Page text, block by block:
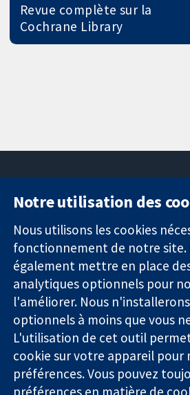
Revue complète sur la
Cochrane Library
Des données
probantes.
Des décisions
éclairées.
Une meilleure
santé.
11-13 Cavendish
Square
Londres
W1G0AN
Royaume-Uni
Notre utilisation des
Nous utilisons les cookies
fonctionnement de notre site.
également mettre en place
analytiques optionnels pour
l'améliorer. Nous
optionnels à moins que vous
L'utilisation de cet outil
cookie sur votre appareil pour
préférences. Vous pouvez
préférences en matière de